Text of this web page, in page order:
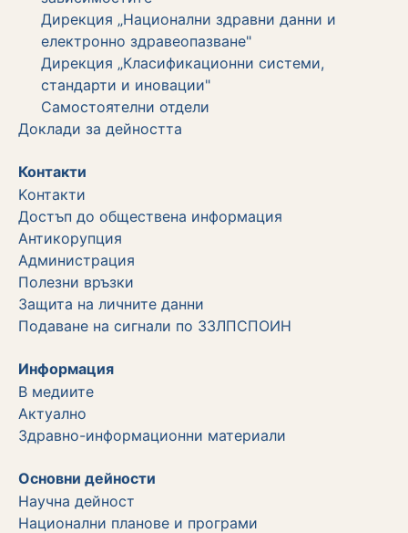
Дирекция „Национални здравни данни и
електронно здравеопазване"
Дирекция „Класификационни системи,
стандарти и иновации"
Самостоятелни отдели
Дoклади за дейността
Контакти
Kонтакти
Достъп до обществена информация
Aнтикорупция
Администрация
Полезни връзки
Защита на личните данни
Подаване на сигнали по ЗЗЛПСПОИН
Информация
В медиите
Актуално
Здравно-информационни материали
Основни дейности
Научна дейност
Национални планове и програми